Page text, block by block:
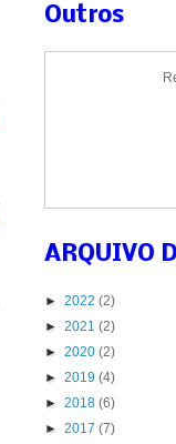
Outros
ARQUIVO
► 2022 (2)
► 2021 (2)
► 2020 (2)
► 2019 (4)
► 2018 (6)
► 2017 (7)